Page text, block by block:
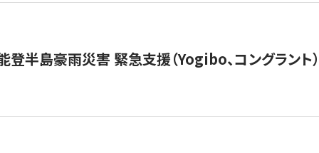
半島豪雨災害 緊急支援（Yogibo、コングラント）